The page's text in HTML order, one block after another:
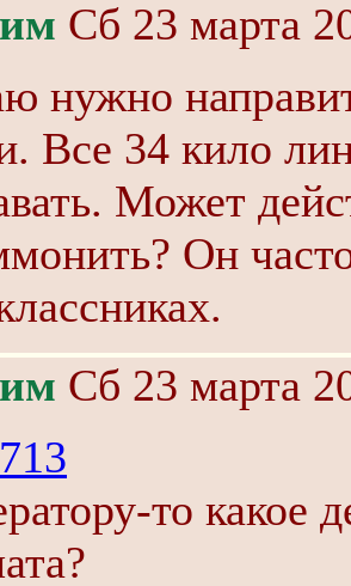
Сб 23 марта
нужно
Все 34 кило
Может
Он
Сб 23 марта
то какое